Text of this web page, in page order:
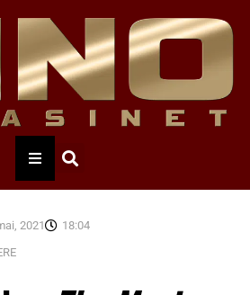
2021
18:04